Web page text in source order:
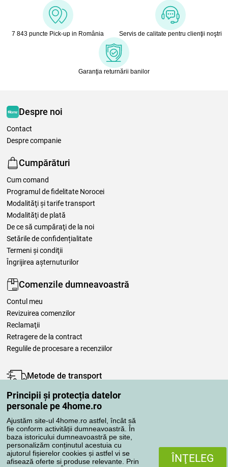
Principii și protecția datelor
personale pe 4home.ro
Ajustăm site-ul 4home.ro astfel, încât să
fie conform activității dumneavoastră. În
baza istoricului dumneavoastră pe site,
personalizăm conținutul acestuia cu
ajutorul fișierelor cookies și astfel vi se
afisează oferte si produse relevante. Prin
ÎNŢELEG
7 843 puncte Pick-up in România Servis de calitate pentru clienţii noştri
Garanţia returnării banilor
Despre noi
Contact
Despre companie
Cumpărături
Cum comand
Programul de fidelitate Norocei
Modalităţi şi tarife transport
Modalităţi de plată
De ce să cumpăraţi de la noi
Setările de confidențialitate
Termeni şi condiţii
Îngrijirea așternuturilor
Comenzile dumneavoastră
Contul meu
Revizuirea comenzilor
Reclamaţii
Retragere de la contract
Regulile de procesare a recenziilor
Metode de transport
Metode de plată
Magazin de încredere